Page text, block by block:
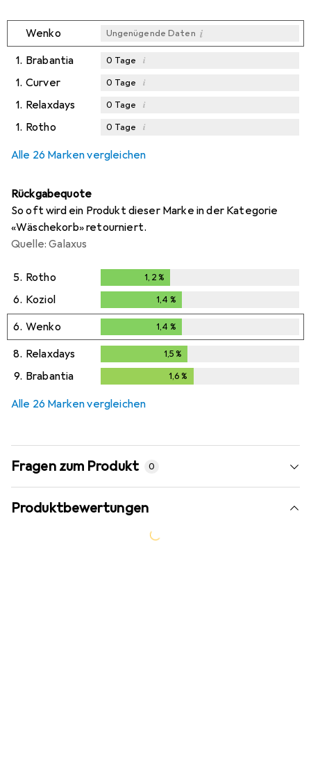
Wenko Ungenügende Daten i
1. Brabantia 0 Tage i
1. Curver 0 Tage i
1. Relaxdays 0 Tage i
1. Rotho 0 Tage i
Alle 26 Marken vergleichen
Rückgabequote
So oft wird ein Produkt dieser Marke in der Kategorie
«Wäschekorb» retourniert.
Quelle: Galaxus
5. Rotho 1,2 %
6. Koziol 1,4 %
6. Wenko 1,4 %
8. Relaxdays 1,5 %
9. Brabantia 1,6 %
Alle 26 Marken vergleichen
Fragen zum Produkt 0
Produktbewertungen